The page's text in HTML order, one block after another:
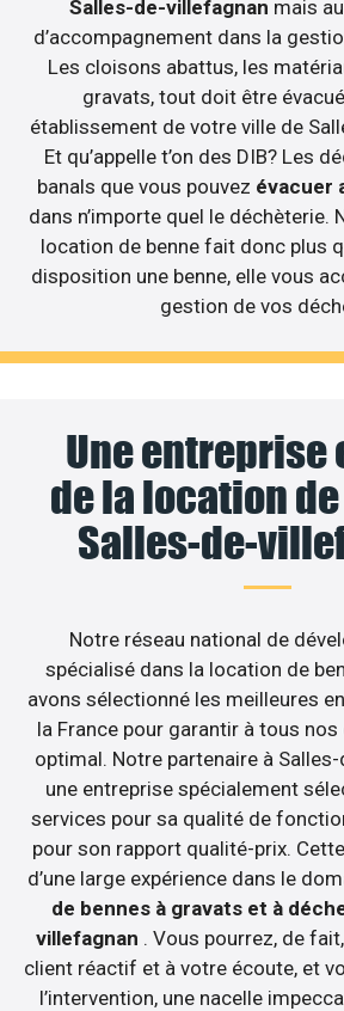
Salles-de-villefagnan mais
d’accompagnement dans la
Les cloisons abattus, les
gravats, tout doit être
établissement de votre ville de
Et qu’appelle t’on des DIB? Les
banals que vous pouvez évacuer
dans n’importe quel le déchèterie.
location de benne fait donc plus
disposition une benne, elle vous
gestion de vos
Une entreprise
de la location
Salles-de-
Notre réseau national de
spécialisé dans la location de
avons sélectionné les meilleures
la France pour garantir à tous
optimal. Notre partenaire à
une entreprise spécialement
services pour sa qualité de
pour son rapport qualité-prix.
d’une large expérience dans le
de bennes à gravats et à
villefagnan . Vous pourrez, de
client réactif et à votre écoute, et
l’intervention, une nacelle